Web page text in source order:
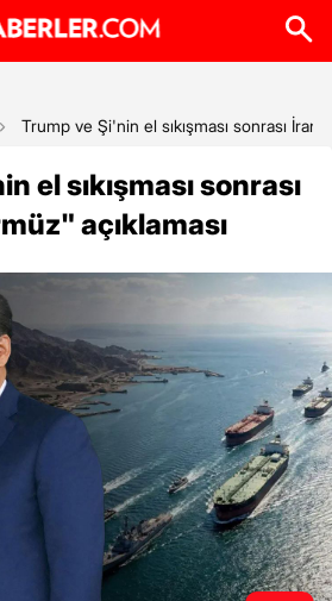
Trump ve Şi'nin el sıkışması sonrası
el sıkışması sonrası
açıklaması